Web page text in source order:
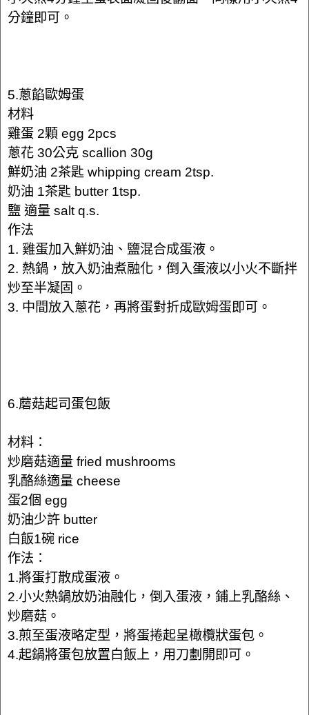
分鐘即可。
5.蔥餡歐姆蛋
材料
雞蛋 2顆 egg 2pcs
蔥花 30公克 scallion 30g
鮮奶油 2茶匙 whipping cream 2tsp.
奶油 1茶匙 butter 1tsp.
鹽 適量 salt q.s.
作法
1. 雞蛋加入鮮奶油、鹽混合成蛋液。
2. 熱鍋，放入奶油煮融化，倒入蛋液以小火不斷拌
炒至半凝固。
3. 中間放入蔥花，再將蛋對折成歐姆蛋即可。
6.蘑菇起司蛋包飯
材料：
炒磨菇適量 fried mushrooms
乳酪絲適量 cheese
蛋2個 egg
奶油少許 butter
白飯1碗 rice
作法：
1.將蛋打散成蛋液。
2.小火熱鍋放奶油融化，倒入蛋液，鋪上乳酪絲、
炒磨菇。
3.煎至蛋液略定型，將蛋捲起呈橄欖狀蛋包。
4.起鍋將蛋包放置白飯上，用刀劃開即可。